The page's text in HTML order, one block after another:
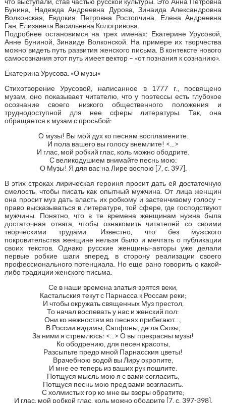
Бунина, Надежда Андреевна Дурова, Зинаида Александровна
Волконская, Евдокия Петровна Ростопчина, Елена Андреевна
Ган, Елизавета Васильевна Кологривова.
Подробнее остановимся на трех именах: Екатерине Урусовой,
Анне Буниной, Зинаиде Волконской. На примере их творчества
можно видеть путь развития женского письма. В контексте нового
самосознания этот путь имеет вектор – «от познания к сознанию».
Екатерина Урусова. «O музы»
Стихотворение Урусовой, написанное в 1777 г., посвящено
музам, оно показывает читателю, что у поэтессы есть глубокое
осознание своего низкого общественного положения и
труднодоступной для нее сферы литературы. Так, она
обращается к музам с просьбой:
О музы! Вы мой дух ко песням воспламените.
И пола вашего вы голосу внемлите! <...>
И глас, мой робкий глас, коль можно ободрите.
С великодушием внимайте песнь мою:
О Музы! Я для вас на Лире воспою [7, с. 397].
В этих строках лирическая героиня просит дать ей достаточную
смелость, чтобы писать как опытный мужчина. От лица женщин
она просит муз дать власть их робкому и застенчивому голосу –
право высказываться в литературе, той сфере, где господствуют
мужчины. Понятно, что в те времена женщинам нужна была
достаточная отвага, чтобы ознакомить читателей со своими
творческими трудами. Известно, что без мужского
покровительства женщине нельзя было и мечтать о публикации
своих текстов. Однако русские женщины-авторы уже делали
первые робкие шаги вперед, в сторону реализации своего
профессионального потенциала. Но еще рано говорить о какой-
либо традиции женского письма.
Се в наши времена златыя зрятся веки,
Кастальския текут с Парнасса к Россам реки;
И чтобы окружать священных Муз престол,
То начал воспевать у нас и женский пол:
Они ко нежностям во песнях прибегают…,
В России видимы, Сапфоны, де ла Сюзы,
За ними я стремлюсь: <...> О вы прекрасны музы!
Ко ободрению, для песен красоты,
Разсыпьте предо мной Парнасския цветы!
Врачебною водой вы Лиру окропите,
И мне ее теперь из ваших рук пошлите.
Потщуся мысль мою я с вами согласить,
Потщуся песнь мою пред вами возгласить.
С холмистых гор ко мне вы взоры обратите;
И глас, мой робкой глас, коль можно ободрите [7, с. 397-398].